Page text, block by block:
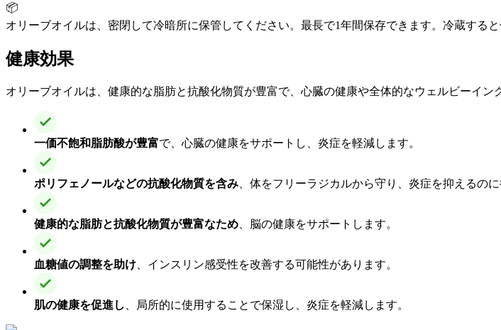
📦
オリーブオイルは、密閉して冷暗所に保管してください。最長で1年間保存できます。冷蔵する
健康効果
オリーブオイルは、健康的な脂肪と抗酸化物質が豊富で、心臓の健康や全体的なウェルビーイン
一価不飽和脂肪酸が豊富で、心臓の健康をサポートし、炎症を軽減します。
ポリフェノールなどの抗酸化物質を含み 、体をフリーラジカルから守り、炎症を抑えるのに
健康的な脂肪と抗酸化物質が豊富なため 、脳の健康をサポートします。
血糖値の調整を助け 、インスリン感受性を改善する可能性があります。
肌の健康を促進し 、局所的に使用することで保湿し、炎症を軽減します。